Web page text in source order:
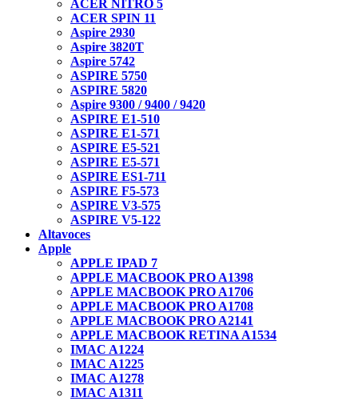
ACER NITRO 5
ACER SPIN 11
Aspire 2930
Aspire 3820T
Aspire 5742
ASPIRE 5750
ASPIRE 5820
Aspire 9300 / 9400 / 9420
ASPIRE E1-510
ASPIRE E1-571
ASPIRE E5-521
ASPIRE E5-571
ASPIRE ES1-711
ASPIRE F5-573
ASPIRE V3-575
ASPIRE V5-122
Altavoces
Apple
APPLE IPAD 7
APPLE MACBOOK PRO A1398
APPLE MACBOOK PRO A1706
APPLE MACBOOK PRO A1708
APPLE MACBOOK PRO A2141
APPLE MACBOOK RETINA A1534
IMAC A1224
IMAC A1225
IMAC A1278
IMAC A1311